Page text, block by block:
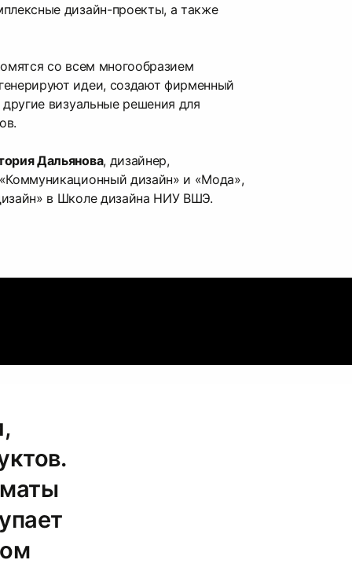
дизайн-проекты, а также
со всем многообразием
идеи, создают фирменный
визуальные решения для
Дальянова, дизайнер,
дизайн» и «Мода»,
в Школе дизайна НИУ ВШЭ.